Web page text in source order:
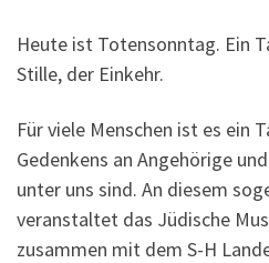
Heute ist Totensonntag. Ein
Stille, der Einkehr.
Für viele Menschen ist es ein
Gedenkens an Angehörige
unter uns sind. An diesem
veranstaltet das Jüdische
zusammen mit dem S-H